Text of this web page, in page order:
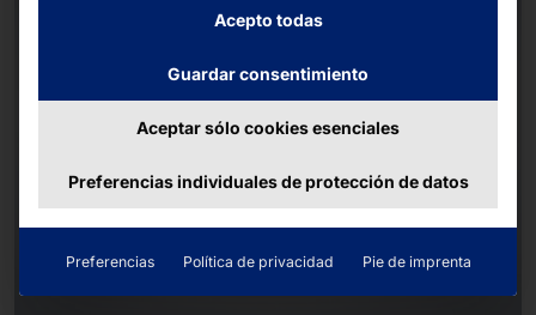
Acepto todas
Guardar consentimiento
Aceptar sólo cookies esenciales
Preferencias individuales de protección de datos
Preferencias Política de privacidad Pie de imprenta